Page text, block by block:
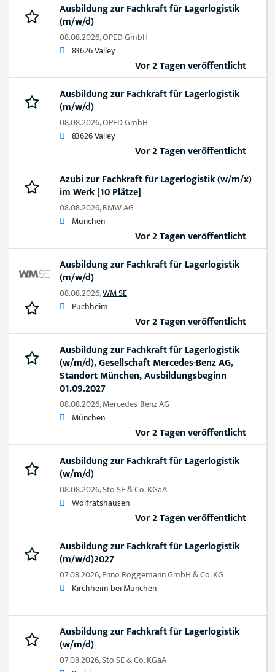
Ausbildung zur Fachkraft für Lagerlogistik
(m/w/d)
08.08.2026,OPED GmbH
83626 Valley
Vor 2 Tagen veröffentlicht
Ausbildung zur Fachkraft für Lagerlogistik
(m/w/d)
08.08.2026,OPED GmbH
83626 Valley
Vor 2 Tagen veröffentlicht
Azubi zur Fachkraft für Lagerlogistik (w/m/x)
im Werk [10 Plätze]
08.08.2026,BMW AG
München
Vor 2 Tagen veröffentlicht
Ausbildung zur Fachkraft für Lagerlogistik
(m/w/d)
08.08.2026,WM SE
Puchheim
Vor 2 Tagen veröffentlicht
Ausbildung zur Fachkraft für Lagerlogistik
(w/m/d), Gesellschaft Mercedes-Benz AG,
Standort München, Ausbildungsbeginn
01.09.2027
08.08.2026,Mercedes-Benz AG
München
Vor 2 Tagen veröffentlicht
Ausbildung zur Fachkraft für Lagerlogistik
(w/m/d)
08.08.2026,Sto SE & Co. KGaA
Wolfratshausen
Vor 2 Tagen veröffentlicht
Ausbildung zur Fachkraft für Lagerlogistik
(m/w/d)2027
07.08.2026,Enno Roggemann GmbH & Co. KG
Kirchheim bei München
Ausbildung zur Fachkraft für Lagerlogistik
(w/m/d)
07.08.2026,Sto SE & Co. KGaA